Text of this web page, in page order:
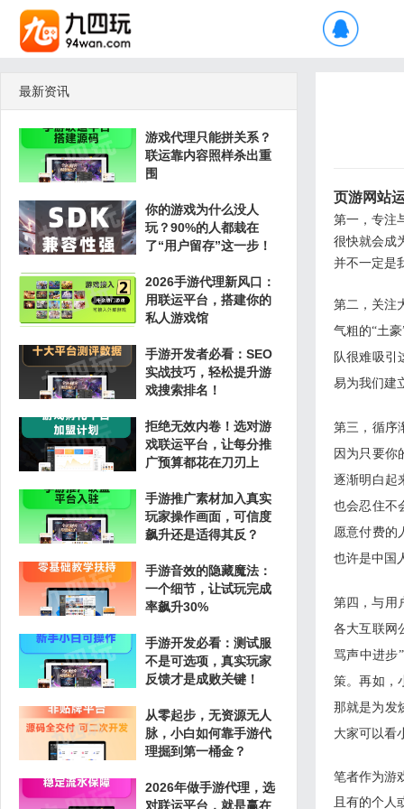
最新资讯
游戏代理只能拼关系？
联运靠内容照样杀出重
围
你的游戏为什么没人
玩？90%的人都栽在
了“用户留存”这一步！
2026手游代理新风口：
用联运平台，搭建你的
私人游戏馆
手游开发者必看：SEO
实战技巧，轻松提升游
戏搜索排名！
拒绝无效内卷！选对游
戏联运平台，让每分推
广预算都花在刀刃上
手游推广素材加入真实
玩家操作画面，可信度
飙升还是适得其反？
手游音效的隐藏魔法：
一个细节，让试玩完成
率飙升30%
手游开发必看：测试服
不是可选项，真实玩家
反馈才是成败关键！
从零起步，无资源无人
脉，小白如何靠手游代
理掘到第一桶金？
2026年做手游代理，选
对联运平台，就是赢在
页游网站
第一，专注
很快就会成
并不一定是
第二，关注
气粗的“土
队很难吸引
易为我们建
第三，循序
因为只要你
逐渐明白起
也会忍住不
愿意付费的
也许是中国
第四，与用
各大互联网
骂声中进步
策。再如，
那就是为发
大家可以看
笔者作为游
且有的个人